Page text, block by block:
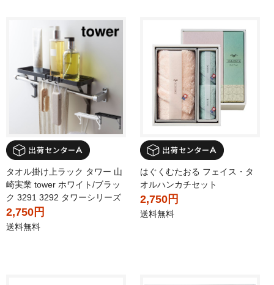
タオル掛け上ラック タワー 山
崎実業 tower ホワイト/ブラッ
ク 3291 3292 タワーシリーズ
2,750円
送料無料
はぐくむたおる フェイス・タ
オルハンカチセット
2,750円
送料無料